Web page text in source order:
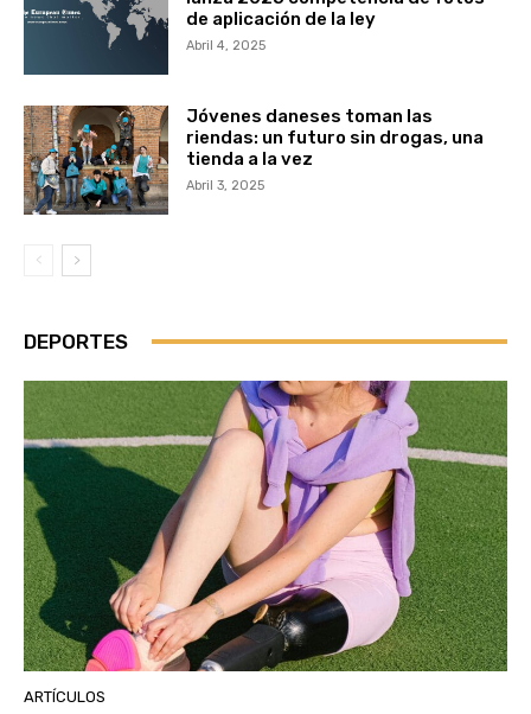
de aplicación de la ley
Abril 4, 2025
Jóvenes daneses toman las
riendas: un futuro sin drogas, una
tienda a la vez
Abril 3, 2025
DEPORTES
ARTÍCULOS